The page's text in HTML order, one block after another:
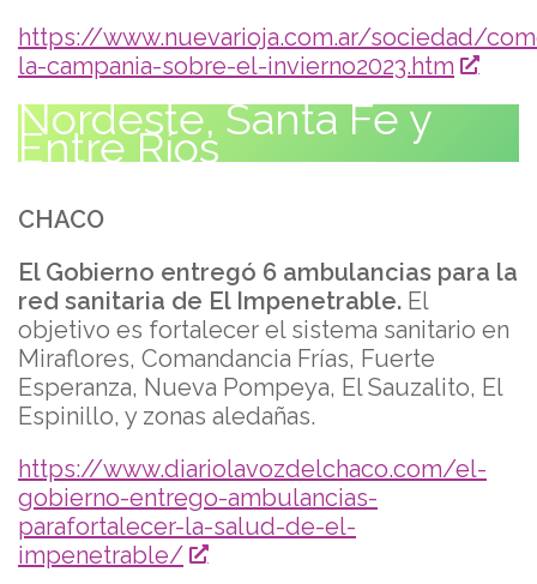
https://www.nuevarioja.com.ar/sociedad/
la-campania-sobre-el-invierno2023.htm
Nordeste, Santa Fe y
Entre Ríos
CHACO
El Gobierno entregó 6 ambulancias para la
red sanitaria de El Impenetrable. El
objetivo es fortalecer el sistema sanitario en
Miraflores, Comandancia Frías, Fuerte
Esperanza, Nueva Pompeya, El Sauzalito, El
Espinillo, y zonas aledañas.
https://www.diariolavozdelchaco.com/el-
gobierno-entrego-ambulancias-
parafortalecer-la-salud-de-el-
impenetrable/